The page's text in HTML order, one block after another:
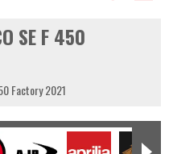
SE F 450
Factory 2021